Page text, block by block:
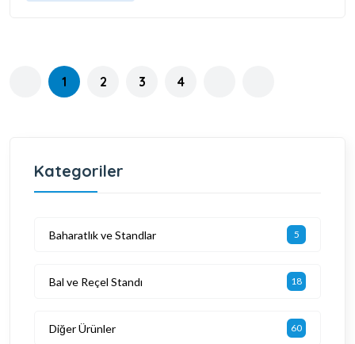
1 2 3 4
Kategoriler
Baharatlık ve Standlar 5
Bal ve Reçel Standı 18
Diğer Ürünler 60